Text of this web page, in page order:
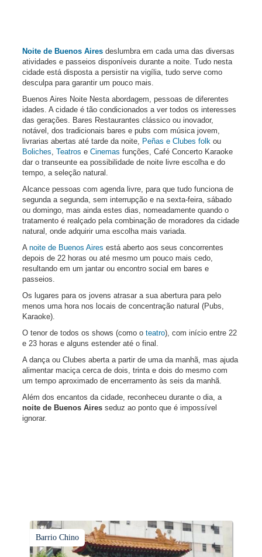
Noite de Buenos Aires deslumbra em cada uma das diversas
atividades e passeios disponíveis durante a noite. Tudo nesta
cidade está disposta a persistir na vigília, tudo serve como
desculpa para garantir um pouco mais.
Buenos Aires Noite Nesta abordagem, pessoas de diferentes
idades. A cidade é tão condicionados a ver todos os interesses
das gerações. Bares Restaurantes clássico ou inovador,
notável, dos tradicionais bares e pubs com música jovem,
livrarias abertas até tarde da noite, Peñas e Clubes folk ou
Boliches, Teatros e Cinemas funções, Café Concerto Karaoke
dar o transeunte ea possibilidade de noite livre escolha e do
tempo, a seleção natural.
Alcance pessoas com agenda livre, para que tudo funciona de
segunda a segunda, sem interrupção e na sexta-feira, sábado
ou domingo, mas ainda estes dias, nomeadamente quando o
tratamento é realçado pela combinação de moradores da cidade
natural, onde adquirir uma escolha mais variada.
A noite de Buenos Aires está aberto aos seus concorrentes
depois de 22 horas ou até mesmo um pouco mais cedo,
resultando em um jantar ou encontro social em bares e
passeios.
Os lugares para os jovens atrasar a sua abertura para pelo
menos uma hora nos locais de concentração natural (Pubs,
Karaoke).
O tenor de todos os shows (como o teatro), com início entre 22
e 23 horas e alguns estender até o final.
A dança ou Clubes aberta a partir de uma da manhã, mas ajuda
alimentar maciça cerca de dois, trinta e dois do mesmo com
um tempo aproximado de encerramento às seis da manhã.
Além dos encantos da cidade, reconheceu durante o dia, a
noite de Buenos Aires seduz ao ponto que é impossível
ignorar.
Barrio Chino